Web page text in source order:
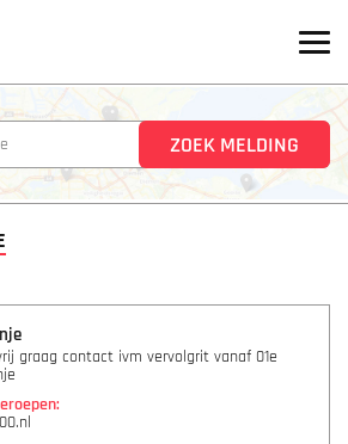
graag contact ivm vervolgrit vanaf 01e